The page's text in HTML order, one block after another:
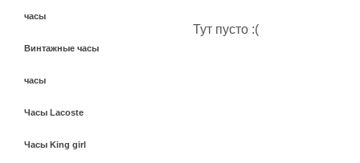
часы
Винтажные часы
часы
Часы Lacoste
Часы King girl
Тут пусто :(